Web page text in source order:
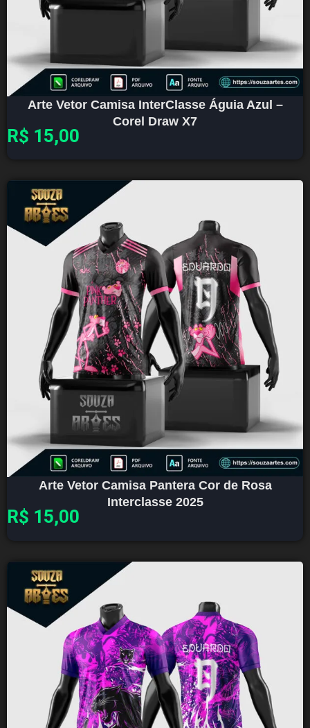
Arte Vetor Camisa InterClasse Águia Azul –
Corel Draw X7
R$ 15,00
Arte Vetor Camisa Pantera Cor de Rosa
Interclasse 2025
R$ 15,00